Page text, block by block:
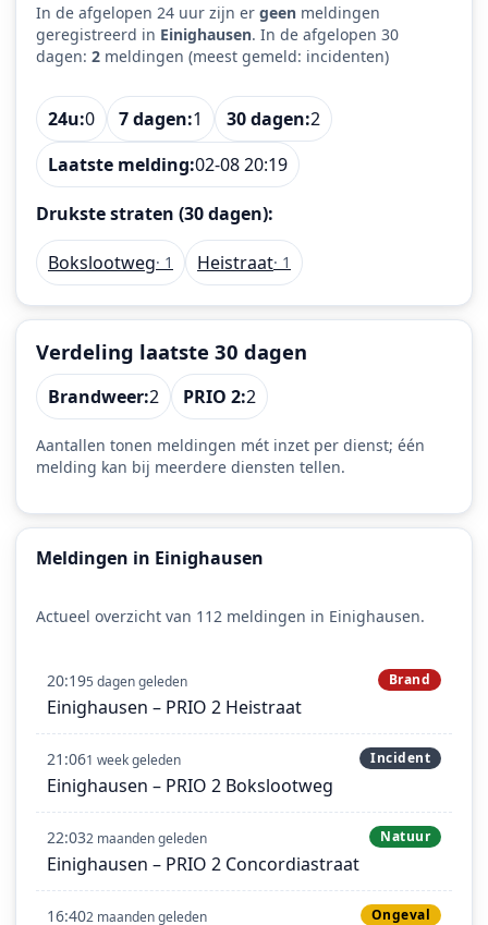
In de afgelopen 24 uur zijn er geen meldingen
geregistreerd in Einighausen. In de afgelopen 30
dagen: 2 meldingen (meest gemeld: incidenten)
24u:0 7 dagen:1 30 dagen:2
Laatste melding:02-08 20:19
Drukste straten (30 dagen):
Bokslootweg· 1 Heistraat· 1
Verdeling laatste 30 dagen
Brandweer:2 PRIO 2:2
Aantallen tonen meldingen mét inzet per dienst; één
melding kan bij meerdere diensten tellen.
Meldingen in Einighausen
Actueel overzicht van 112 meldingen in Einighausen.
20:195 dagen geleden Brand
Einighausen – PRIO 2 Heistraat
21:061 week geleden Incident
Einighausen – PRIO 2 Bokslootweg
22:032 maanden geleden Natuur
Einighausen – PRIO 2 Concordiastraat
16:402 maanden geleden Ongeval